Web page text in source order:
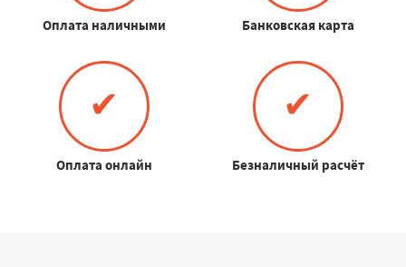
Оплата наличными Банковская карта
✔
Оплата онлайн
✔
Безналичный расчёт